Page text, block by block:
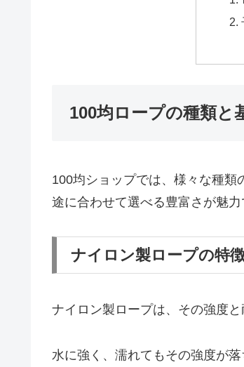
100均ロープの種類と
100均ショップでは、様々な種類
途に合わせて選べる豊富さが魅力
ナイロン製ロープの特
ナイロン製ロープは、その強度と
水に強く、濡れてもその強度が